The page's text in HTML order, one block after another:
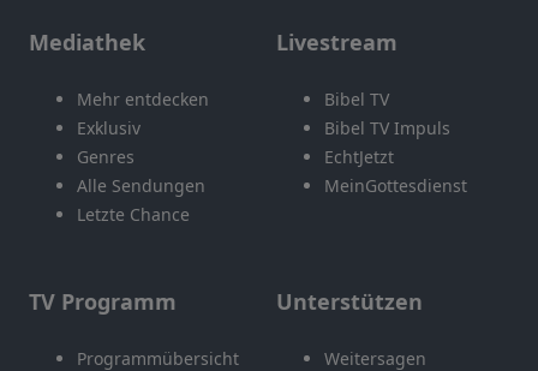
Mediathek
Mehr entdecken
Exklusiv
Genres
Alle Sendungen
Letzte Chance
Livestream
Bibel TV
Bibel TV Impuls
EchtJetzt
MeinGottesdienst
TV Programm
Programmübersicht
Unterstützen
Weitersagen